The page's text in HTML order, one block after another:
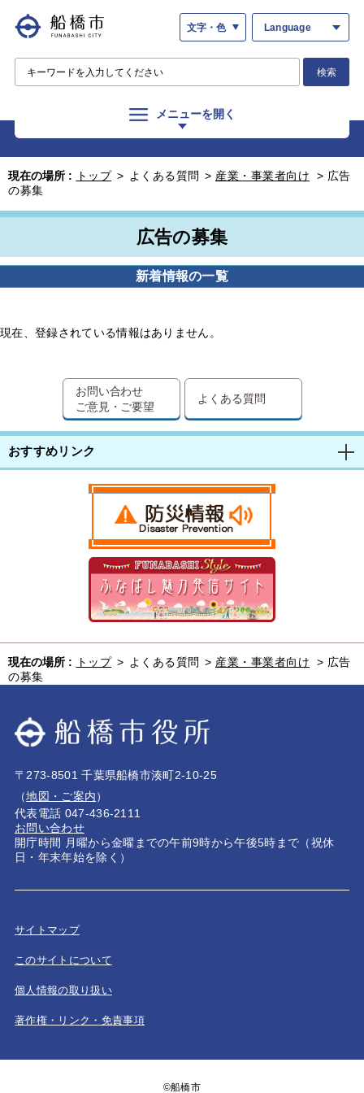
文字・色 Language
検索
メニューを開く
現在の場所 : トップ > よくある質問 > 産業・事業者向け > 広告
の募集
広告の募集
新着情報の一覧
現在、登録されている情報はありません。
お問い合わせ
ご意見・ご要望
よくある質問
おすすめリンク
現在の場所 : トップ > よくある質問 > 産業・事業者向け > 広告
の募集
〒273-8501 千葉県船橋市湊町2-10-25
（地図・ご案内）
代表電話 047-436-2111
お問い合わせ
開庁時間 月曜から金曜までの午前9時から午後5時まで（祝休
日・年末年始を除く）
サイトマップ
このサイトについて
個人情報の取り扱い
著作権・リンク・免責事項
©船橋市